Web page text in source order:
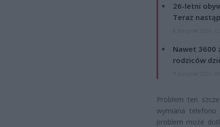
26-letni
Teraz
Nawet 3600
rodziców
Problem ten
wymiana telefonu
problem może